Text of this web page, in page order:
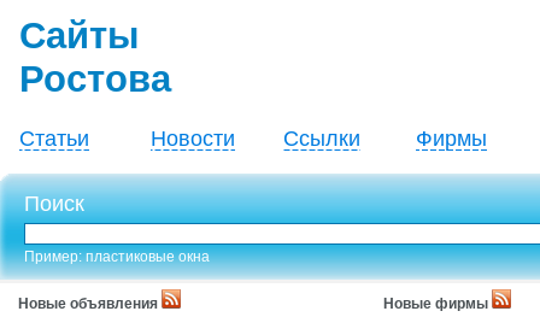
Сайты
Ростова
Статьи Новости Ссылки Фирмы
Поиск
Пример: пластиковые окна
Новые объявления Новые фирмы